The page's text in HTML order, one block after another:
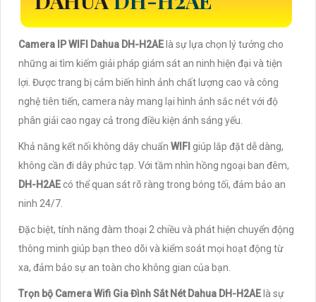
Camera IP WIFI Dahua DH-H2AE là sự lựa chọn lý tưởng cho
những ai tìm kiếm giải pháp giám sát an ninh hiện đại và tiện
lợi. Được trang bị cảm biến hình ảnh chất lượng cao và công
nghệ tiên tiến, camera này mang lại hình ảnh sắc nét với độ
phân giải cao ngay cả trong điều kiện ánh sáng yếu.
Khả năng kết nối không dây chuẩn WIFI giúp lắp đặt dễ dàng,
không cần đi dây phức tạp. Với tầm nhìn hồng ngoại ban đêm,
DH-H2AEcó thể quan sát rõ ràng trong bóng tối, đảm bảo an
ninh 24/7.
Đặc biệt, tính năng đàm thoại 2 chiều và phát hiện chuyển động
thông minh giúp bạn theo dõi và kiểm soát mọi hoạt động từ
xa, đảm bảo sự an toàn cho không gian của bạn.
Trọn bộ Camera Wifi Gia Đình Sắt Nét Dahua DH-H2AE là sự